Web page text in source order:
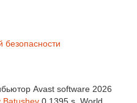
Avast software 2026